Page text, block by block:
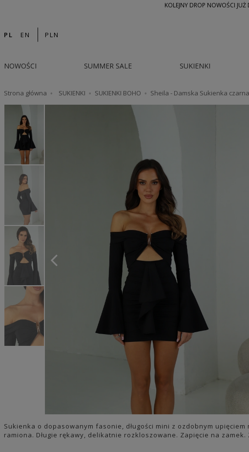
KOLEJNY DROP NOWOŚCI
PL EN PLN
NOWOŚCI SUMMER SALE SUKIENKI
Strona główna SUKIENKI SUKIENKI BOHO Sheila - Damska Sukienka
Sukienka o dopasowanym fasonie, długości mini z ozdobnym
ramiona. Długie rękawy, delikatnie rozkloszowane. Zapięcie na